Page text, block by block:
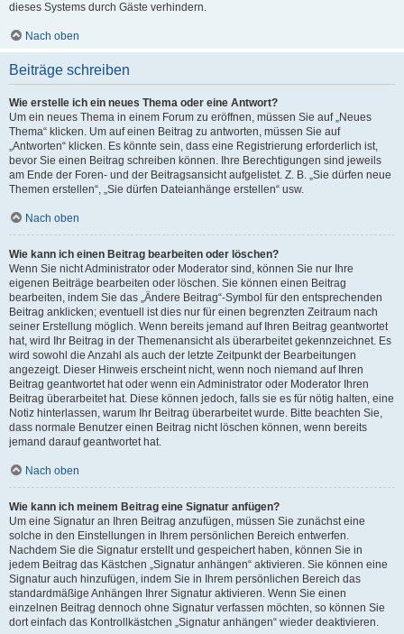
dieses Systems durch Gäste verhindern.
Nach oben
Beiträge schreiben
Wie erstelle ich ein neues Thema oder eine Antwort?
Um ein neues Thema in einem Forum zu eröffnen, müssen Sie auf „Neues
Thema“ klicken. Um auf einen Beitrag zu antworten, müssen Sie auf
„Antworten“ klicken. Es könnte sein, dass eine Registrierung erforderlich ist,
bevor Sie einen Beitrag schreiben können. Ihre Berechtigungen sind jeweils
am Ende der Foren- und der Beitragsansicht aufgelistet. Z. B. „Sie dürfen neue
Themen erstellen“, „Sie dürfen Dateianhänge erstellen“ usw.
Nach oben
Wie kann ich einen Beitrag bearbeiten oder löschen?
Wenn Sie nicht Administrator oder Moderator sind, können Sie nur Ihre
eigenen Beiträge bearbeiten oder löschen. Sie können einen Beitrag
bearbeiten, indem Sie das „Ändere Beitrag“-Symbol für den entsprechenden
Beitrag anklicken; eventuell ist dies nur für einen begrenzten Zeitraum nach
seiner Erstellung möglich. Wenn bereits jemand auf Ihren Beitrag geantwortet
hat, wird Ihr Beitrag in der Themenansicht als überarbeitet gekennzeichnet. Es
wird sowohl die Anzahl als auch der letzte Zeitpunkt der Bearbeitungen
angezeigt. Dieser Hinweis erscheint nicht, wenn noch niemand auf Ihren
Beitrag geantwortet hat oder wenn ein Administrator oder Moderator Ihren
Beitrag überarbeitet hat. Diese können jedoch, falls sie es für nötig halten, eine
Notiz hinterlassen, warum Ihr Beitrag überarbeitet wurde. Bitte beachten Sie,
dass normale Benutzer einen Beitrag nicht löschen können, wenn bereits
jemand darauf geantwortet hat.
Nach oben
Wie kann ich meinem Beitrag eine Signatur anfügen?
Um eine Signatur an Ihren Beitrag anzufügen, müssen Sie zunächst eine
solche in den Einstellungen in Ihrem persönlichen Bereich entwerfen.
Nachdem Sie die Signatur erstellt und gespeichert haben, können Sie in
jedem Beitrag das Kästchen „Signatur anhängen“ aktivieren. Sie können eine
Signatur auch hinzufügen, indem Sie in Ihrem persönlichen Bereich das
standardmäßige Anhängen Ihrer Signatur aktivieren. Wenn Sie einen
einzelnen Beitrag dennoch ohne Signatur verfassen möchten, so können Sie
dort einfach das Kontrollkästchen „Signatur anhängen“ wieder deaktivieren.